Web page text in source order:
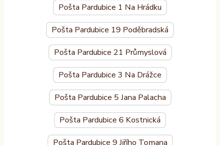
Pošta Pardubice 1 Na Hrádku
Pošta Pardubice 19 Poděbradská
Pošta Pardubice 21 Průmyslová
Pošta Pardubice 3 Na Drážce
Pošta Pardubice 5 Jana Palacha
Pošta Pardubice 6 Kostnická
Pošta Pardubice 9 Jiřího Tomana